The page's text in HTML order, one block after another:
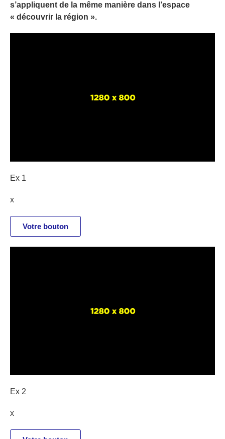
s’appliquent de la même manière dans l’espace
« découvrir la région ».
Ex 1
x
Votre bouton
Ex 2
x